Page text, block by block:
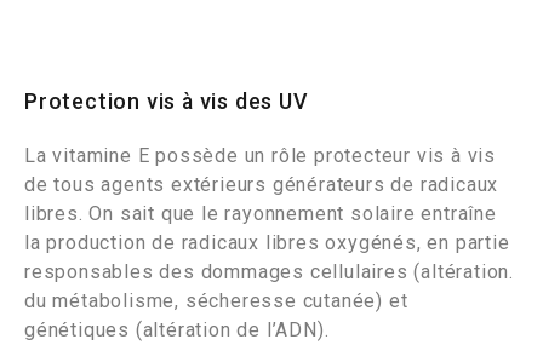
Protection vis à vis des UV
La vitamine E possède un rôle protecteur vis à vis
de tous agents extérieurs générateurs de radicaux
libres. On sait que le rayonnement solaire entraîne
la production de radicaux libres oxygénés, en partie
responsables des dommages cellulaires (altération.
du métabolisme, sécheresse cutanée) et
génétiques (altération de l’ADN).